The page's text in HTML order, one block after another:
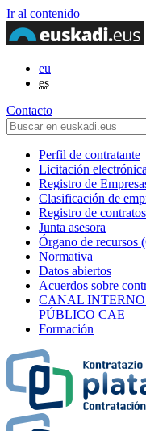
Ir al contenido
eu
es
Contacto
Perfil de contratante
Licitación electrónica
Registro de
Clasificación de
Registro de contratos
Junta asesora
Órgano de recursos
Normativa
Datos abiertos
Acuerdos sobre
CANAL
PÚBLICO CAE
Formación